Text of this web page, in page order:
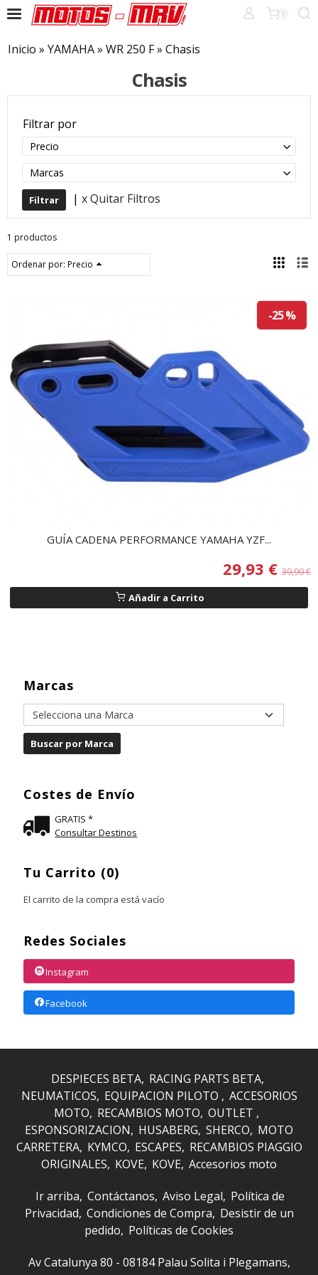
0
Marcas
Costes de Envío
GRATIS *
Consultar Destinos
Tu Carrito (0)
El carrito de la compra está vacío
Redes Sociales
Instagram
Facebook
Inicio » YAMAHA» WR 250 F» Chasis
Chasis
Filtrar por
Precio
Marcas
| x Quitar Filtros
1 productos
Ordenar por: Precio
-25 %
GUÍA CADENA PERFORMANCE YAMAHA YZF...
29,93 € 39,90 €
Añadir a Carrito
DESPIECES BETA RACING PARTS BETA
NEUMATICOS EQUIPACION PILOTO
ACCESORIOS
MOTO RECAMBIOS MOTO OUTLET
ESPONSORIZACION
HUSABERG SHERCO MOTO
CARRETERA KYMCO ESCAPES RECAMBIOS PIAGGIO
ORIGINALES KOVE KOVE Accesorios moto
Ir arriba Contáctanos Aviso Legal Política de
Privacidad Condiciones de Compra Desistir de un
pedido Políticas de Cookies
Av Catalunya 80 - 08184 Palau Solita i Plegamans,